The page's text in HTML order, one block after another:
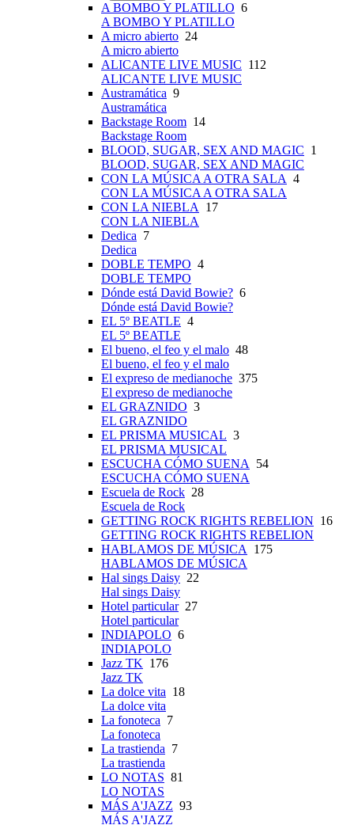
A BOMBO Y PLATILLO 6
A BOMBO Y PLATILLO
A micro abierto 24
A micro abierto
ALICANTE LIVE MUSIC 112
ALICANTE LIVE MUSIC
Austramática 9
Austramática
Backstage Room 14
Backstage Room
BLOOD, SUGAR, SEX AND MAGIC 1
BLOOD, SUGAR, SEX AND MAGIC
CON LA MÚSICA A OTRA SALA 4
CON LA MÚSICA A OTRA SALA
CON LA NIEBLA
17
CON LA NIEBLA
Dedica 7
Dedica
DOBLE TEMPO 4
DOBLE TEMPO
Dónde está David Bowie? 6
Dónde está David Bowie?
EL 5º BEATLE 4
EL 5º BEATLE
El bueno, el feo y el malo 48
El bueno, el feo y el malo
El expreso de medianoche 375
El expreso de medianoche
EL GRAZNIDO 3
EL GRAZNIDO
EL PRISMA MUSICAL 3
EL PRISMA MUSICAL
ESCUCHA CÓMO SUENA
54
ESCUCHA CÓMO SUENA
Escuela de Rock 28
Escuela de Rock
GETTING ROCK RIGHTS REBELION 16
GETTING ROCK RIGHTS REBELION
HABLAMOS DE MÚSICA
175
HABLAMOS DE MÚSICA
Hal sings Daisy 22
Hal sings Daisy
Hotel particular27
Hotel particular
INDIAPOLO 6
INDIAPOLO
Jazz TK 176
Jazz TK
La dolce vita 18
La dolce vita
La fonoteca 7
La fonoteca
La trastienda 7
La trastienda
LO NOTAS 81
LO NOTAS
MÁS A'JAZZ 93
MÁS A'JAZZ